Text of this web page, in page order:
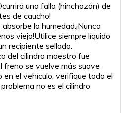
una falla (hinchazón) de
de caucho!
la humedad.¡Nunca
viejo!Utilice siempre líquido
recipiente sellado.
del cilindro maestro fue
freno se vuelve más suave
en el vehículo, verifique todo el
no es el cilindro